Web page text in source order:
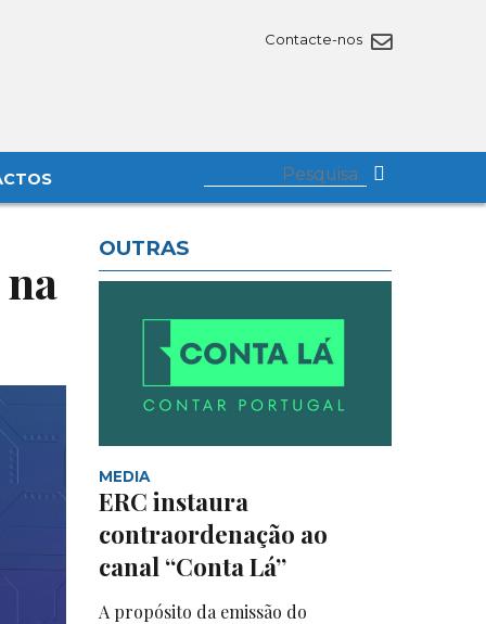
Contacte-nos
OUTRAS
MEDIA
ERC instaura
contraordenação ao
canal “Conta Lá”
A propósito da emissão do